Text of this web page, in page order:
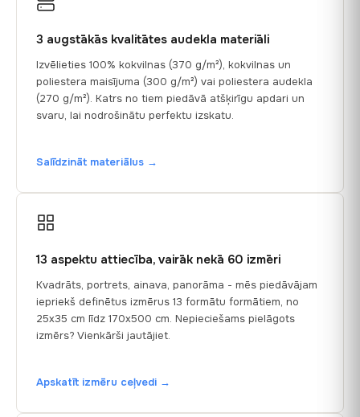
3 augstākās kvalitātes audekla materiāli
Izvēlieties 100% kokvilnas (370 g/m²), kokvilnas un
poliestera maisījuma (300 g/m²) vai poliestera audekla
(270 g/m²). Katrs no tiem piedāvā atšķirīgu apdari un
svaru, lai nodrošinātu perfektu izskatu.
Salīdzināt materiālus →
13 aspektu attiecība, vairāk nekā 60 izmēri
Kvadrāts, portrets, ainava, panorāma - mēs piedāvājam
iepriekš definētus izmērus 13 formātu formātiem, no
25x35 cm līdz 170x500 cm. Nepieciešams pielāgots
izmērs? Vienkārši jautājiet.
Apskatīt izmēru ceļvedi →